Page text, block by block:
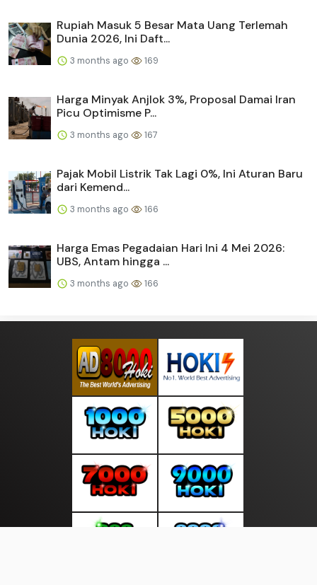
Rupiah Masuk 5 Besar Mata Uang Terlemah
Dunia 2026, Ini Daft...
3 months ago 169
Harga Minyak Anjlok 3%, Proposal Damai Iran
Picu Optimisme P...
3 months ago 167
Pajak Mobil Listrik Tak Lagi 0%, Ini Aturan Baru
dari Kemend...
3 months ago 166
Harga Emas Pegadaian Hari Ini 4 Mei 2026:
UBS, Antam hingga ...
3 months ago 166